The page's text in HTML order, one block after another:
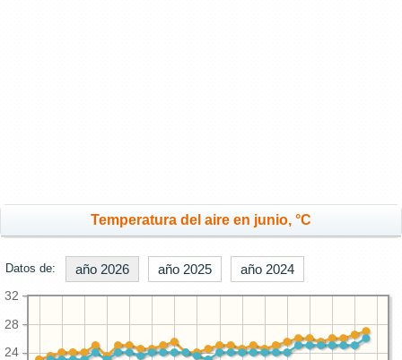
Temperatura del aire en junio, °C
Datos de: año 2026 año 2025 año 2024
24
28
32